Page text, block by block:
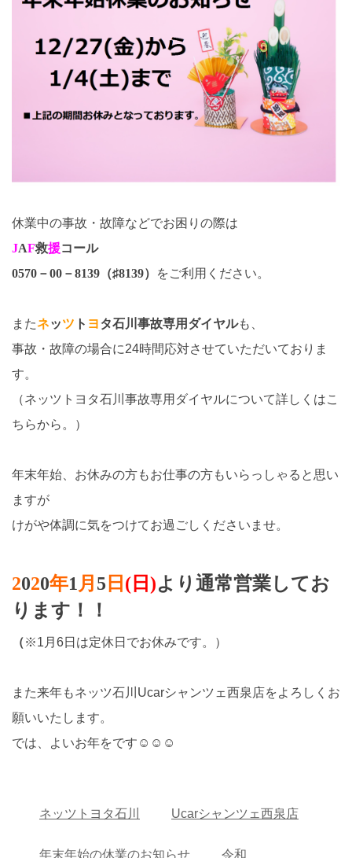
休業中の事故・故障などでお困りの際は
JAF救援コール
0570－00－8139（♯8139）
をご利用ください。
またネッツ ト ヨタ石川事故専用ダイヤルも、
事故・故障の場合に24時間応対させていただいておりま
す。
（ネッツトヨタ石川事故専用ダイヤルについて詳しくはこ
ちらから。）
年末年始、お休みの方もお仕事の方もいらっしゃると思い
ますが
けがや体調に気をつけてお過ごしくださいませ。
2020年1 月 5 日 (日)より通常営業してお
ります！！
（※1月6日は定休日でお休みです。）
また来年もネッツ石川Ucarシャンツェ西泉店をよろしくお
願いいたします。
では、よいお年をです☺☺☺
ネッツトヨタ石川 Ucarシャンツェ西泉店
年末年始の休業のお知らせ 令和